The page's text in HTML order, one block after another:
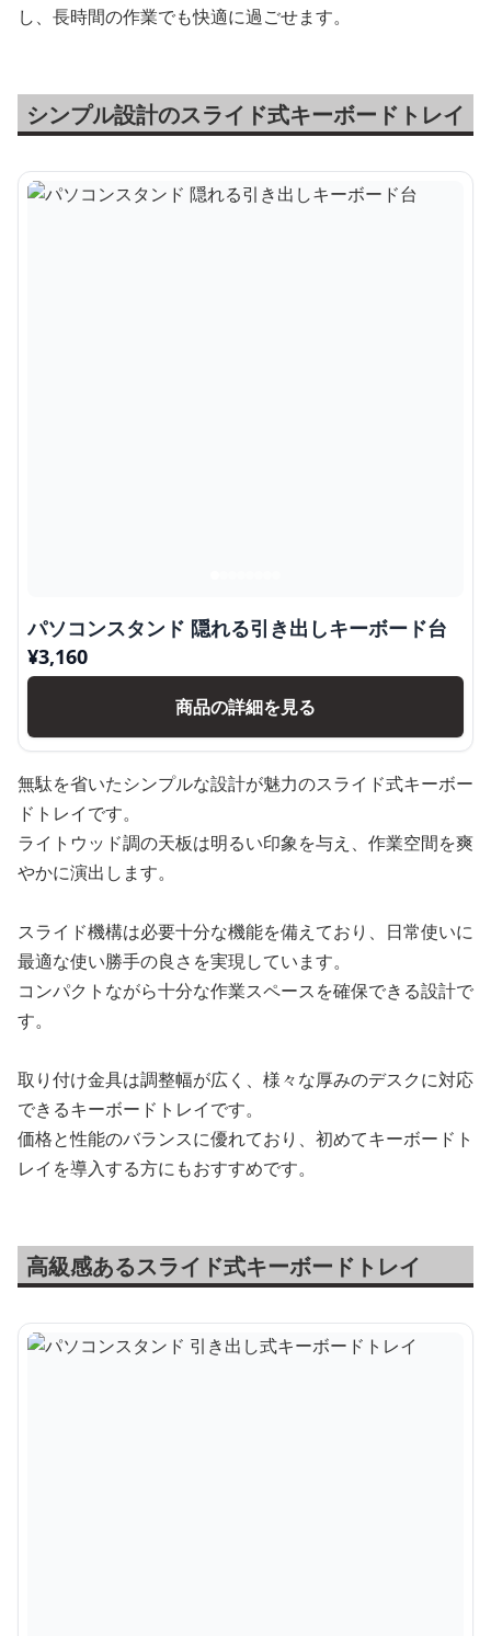
し、長時間の作業でも快適に過ごせます。
シンプル設計のスライド式キーボードトレイ
パソコンスタンド 隠れる引き出しキーボード台
¥3,160
商品の詳細を見る
無駄を省いたシンプルな設計が魅力のスライド式キーボー
ドトレイです。
ライトウッド調の天板は明るい印象を与え、作業空間を爽
やかに演出します。
スライド機構は必要十分な機能を備えており、日常使いに
最適な使い勝手の良さを実現しています。
コンパクトながら十分な作業スペースを確保できる設計で
す。
取り付け金具は調整幅が広く、様々な厚みのデスクに対応
できるキーボードトレイです。
価格と性能のバランスに優れており、初めてキーボードト
レイを導入する方にもおすすめです。
高級感あるスライド式キーボードトレイ